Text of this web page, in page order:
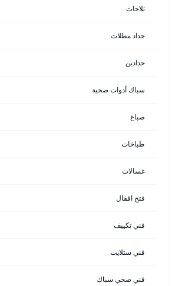
ثلاجات
حداد مظلات
حدادين
سباك أدوات صحية
صباغ
طباخات
غسالات
فتح اقفال
فني تكييف
فني ستلايت
فني صحي سباك